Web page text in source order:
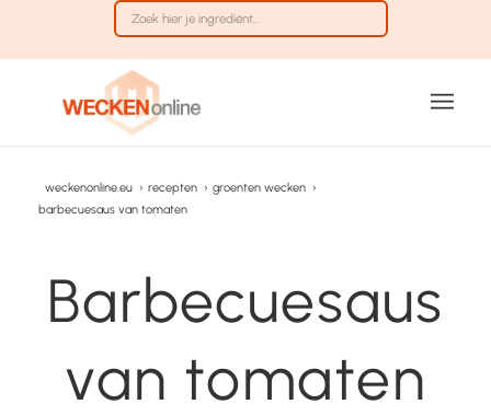
weckenonline.eu › recepten › groenten wecken ›
barbecuesaus van tomaten
Barbecuesaus
van tomaten